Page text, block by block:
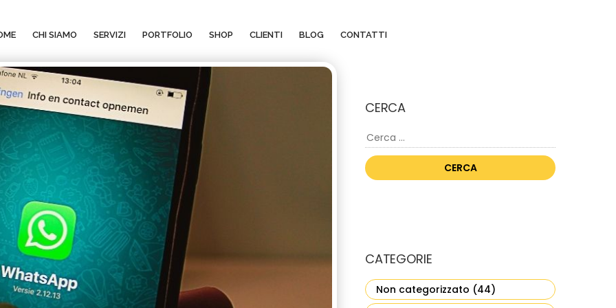
CHI SIAMO SERVIZI PORTFOLIO SHOP CLIENTI BLOG CONTATTI
CERCA
Ricerca
per:
CATEGORIE
Non categorizzato (44)